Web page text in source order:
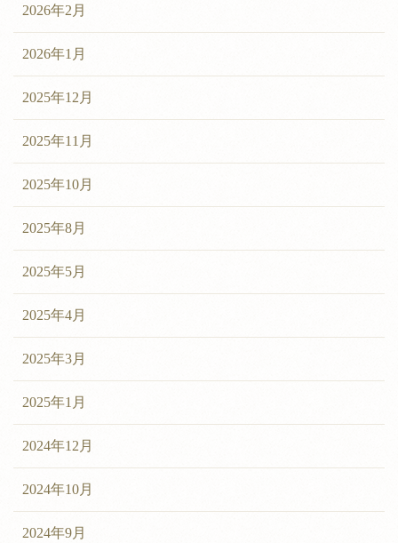
2026年2月
2026年1月
2025年12月
2025年11月
2025年10月
2025年8月
2025年5月
2025年4月
2025年3月
2025年1月
2024年12月
2024年10月
2024年9月